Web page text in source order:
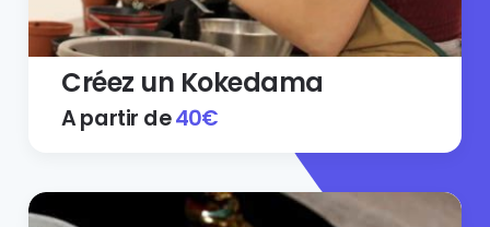
Créez un Kokedama
A partir de40€